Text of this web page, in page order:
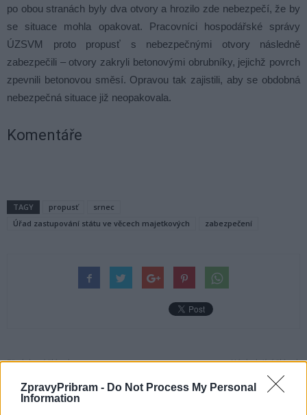
ZpravyPribram - Do Not Process My Personal
Information
po obou stranách byly dva otvory a hrozilo zde nebezpečí, že by
se situace mohla opakovat. Pracovníci hospodářské správy
ÚZSVM proto propusť s nebezpečnými otvory následně
zabezpečili – otvory zakryli betonovými obrubníky, jejichž povrch
zpevnili betonovou směsí. Opravou tak zajistili, aby se obdobná
nebezpečná situace již neopakovala.
Komentáře
TAGY propusť
srnec
Úřad zastupování státu ve věcech majetkových
zabezpečení
Předchozí článek
Střední zdravotnická škola
v Příbrami bude pořádat kurzy
Následující článek
V Příbrami dnes večer
naposledy hraje hororový cirkus